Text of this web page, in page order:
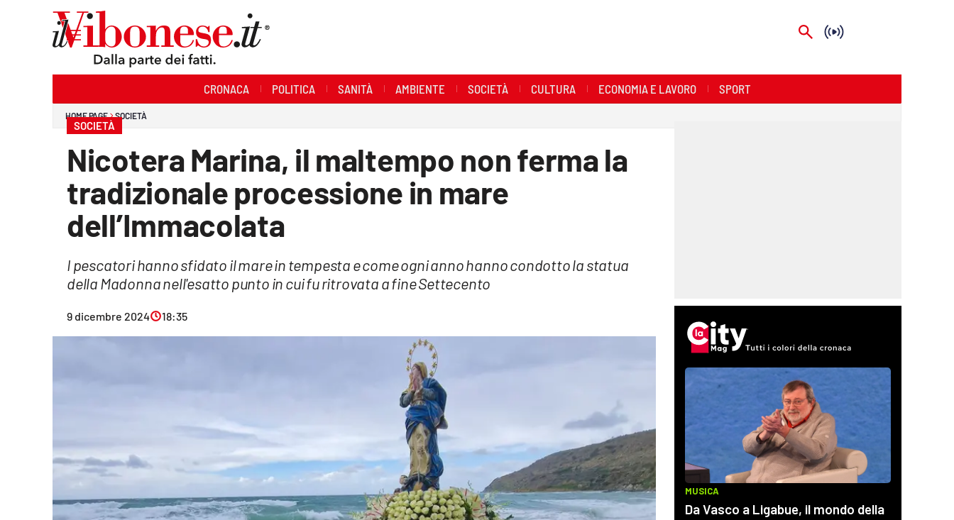
CRONACA POLITICA SANITÀ AMBIENTE SOCIETÀ CULTURA ECONOMIA E LAVORO SPORT
HOME PAGE SOCIETÀ
SOCIETÀ
Nicotera Marina, il maltempo non ferma la
tradizionale processione in mare
dell’Immacolata
I pescatori hanno sfidato il mare in tempesta e come ogni anno hanno condotto la statua
della Madonna nell'esatto punto in cui fu ritrovata a fine Settecento
9 dicembre 2024 18:35